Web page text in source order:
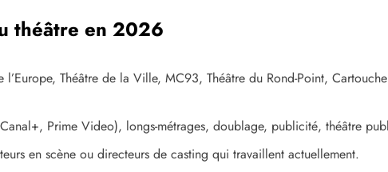
théâtre en 2026
Théâtre de la Ville, MC93, Théâtre du Rond-Point,
Prime Video), longs-métrages, doublage, publicité, théâtre
en scène ou directeurs de casting qui travaillent actuellement.